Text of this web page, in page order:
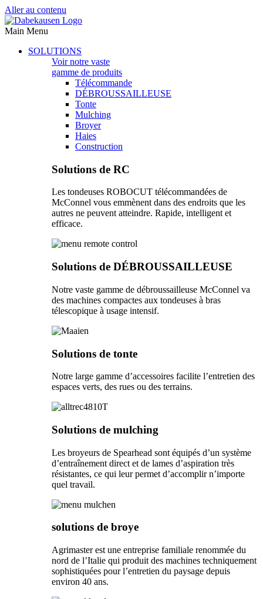
Aller au contenu
Main Menu
SOLUTIONS
Voir notre vaste
gamme de produits
Télécommande
DÉBROUSSAILLEUSE
Tonte
Mulching
Broyer
Haies
Construction
Solutions de RC
Les tondeuses ROBOCUT télécommandées de
McConnel vous emmènent dans des endroits que les
autres ne peuvent atteindre. Rapide, intelligent et
efficace.
Solutions de DÉBROUSSAILLEUSE
Notre vaste gamme de débroussailleuse McConnel va
des machines compactes aux tondeuses à bras
télescopique à usage intensif.
Solutions de tonte
Notre large gamme d’accessoires facilite l’entretien des
espaces verts, des rues ou des terrains.
Solutions de mulching
Les broyeurs de Spearhead sont équipés d’un système
d’entraînement direct et de lames d’aspiration très
résistantes, ce qui leur permet d’accomplir n’importe
quel travail.
solutions de broye
Agrimaster est une entreprise familiale renommée du
nord de l’Italie qui produit des machines techniquement
sophistiquées pour l’entretien du paysage depuis
environ 40 ans.